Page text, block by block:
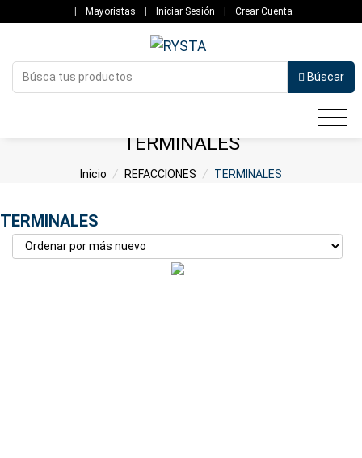
Mayoristas Iniciar Sesión Crear Cuenta
Búscar
TERMINALES
Inicio / REFACCIONES / TERMINALES
TERMINALES